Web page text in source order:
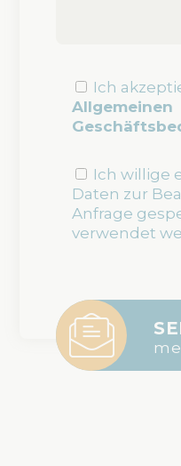
Ich
Allgemeinen
Ich willige
Daten zur
Anfrage
verwendet